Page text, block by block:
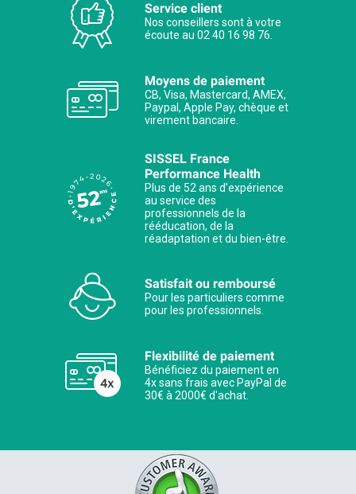
Service client
Nos conseillers sont à votre
écoute au 02 40 16 98 76.
Moyens de paiement
CB, Visa, Mastercard, AMEX,
Paypal, Apple Pay, chèque et
virement bancaire.
SISSEL France
Performance Health
Plus de 52 ans d’expérience
au service des
professionnels de la
rééducation, de la
réadaptation et du bien-être.
Satisfait ou remboursé
Pour les particuliers comme
pour les professionnels.
Flexibilité de paiement
Bénéficiez du paiement en
4x sans frais avec PayPal de
30€ à 2000€ d'achat.